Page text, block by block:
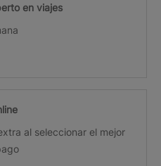
en viajes
al seleccionar el mejor